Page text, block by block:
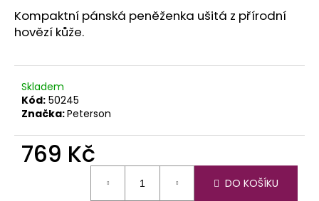
Kompaktní pánská peněženka ušitá z přírodní
hovězí kůže.
Skladem
Kód: 50245
Značka:Peterson
769 Kč
DO KOŠÍKU
j
e
e